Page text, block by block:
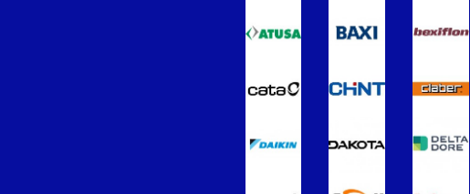
Mecanismos
Lavabos
Placas de Accionamiento para